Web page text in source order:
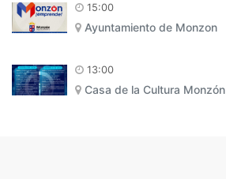
15:00
Ayuntamiento de Monzon
13:00
Casa de la Cultura Monzón